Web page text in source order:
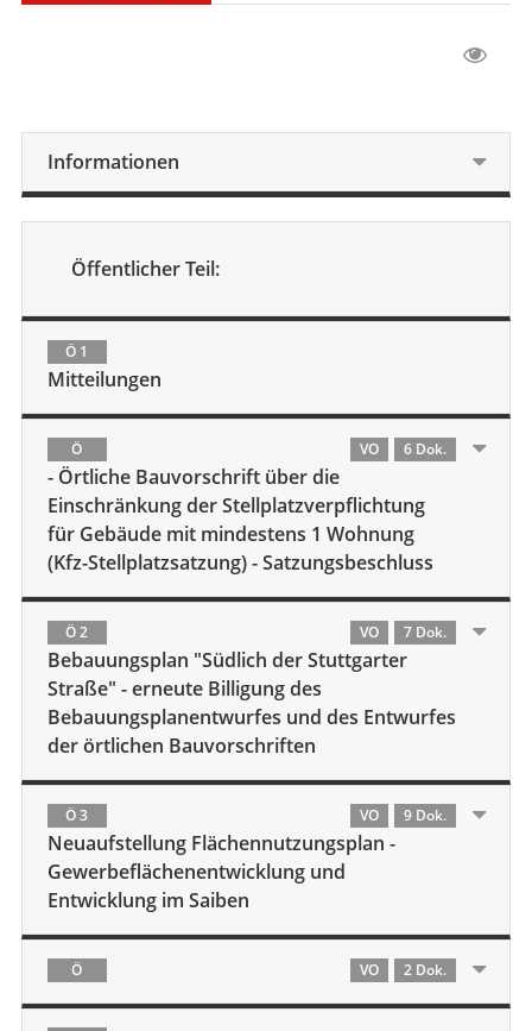
Informationen
Öffentlicher Teil:
Ö 1
Mitteilungen
Ö VO 6 Dok.
- Örtliche Bauvorschrift über die
Einschränkung der Stellplatzverpflichtung
für Gebäude mit mindestens 1 Wohnung
(Kfz-Stellplatzsatzung) - Satzungsbeschluss
Ö 2 VO 7 Dok.
Bebauungsplan "Südlich der Stuttgarter
Straße" - erneute Billigung des
Bebauungsplanentwurfes und des Entwurfes
der örtlichen Bauvorschriften
Ö 3 VO 9 Dok.
Neuaufstellung Flächennutzungsplan -
Gewerbeflächenentwicklung und
Entwicklung im Saiben
Ö VO 2 Dok.